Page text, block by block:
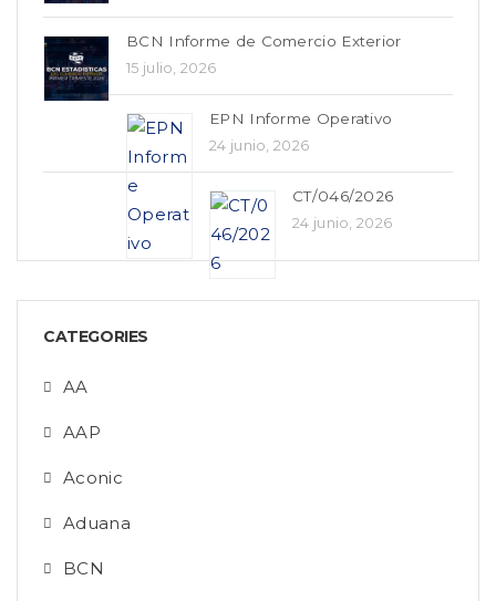
BCN Informe de Comercio Exterior
15 julio, 2026
EPN Informe Operativo
24 junio, 2026
CT/046/2026
24 junio, 2026
CATEGORIES
AA
AAP
Aconic
Aduana
BCN